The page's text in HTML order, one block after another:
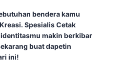
bendera kamu
Spesialis Cetak
makin berkibar
buat dapetin
ini!